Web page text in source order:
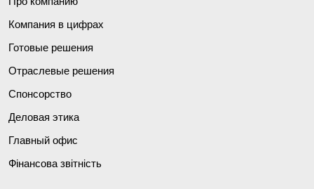
Компания в цифрах
Готовые решения
Отраслевые решения
Спонсорство
Деловая этика
Главный офис
Фінансова звітність